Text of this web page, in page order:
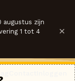
augustus zijn
1 tot 4
×